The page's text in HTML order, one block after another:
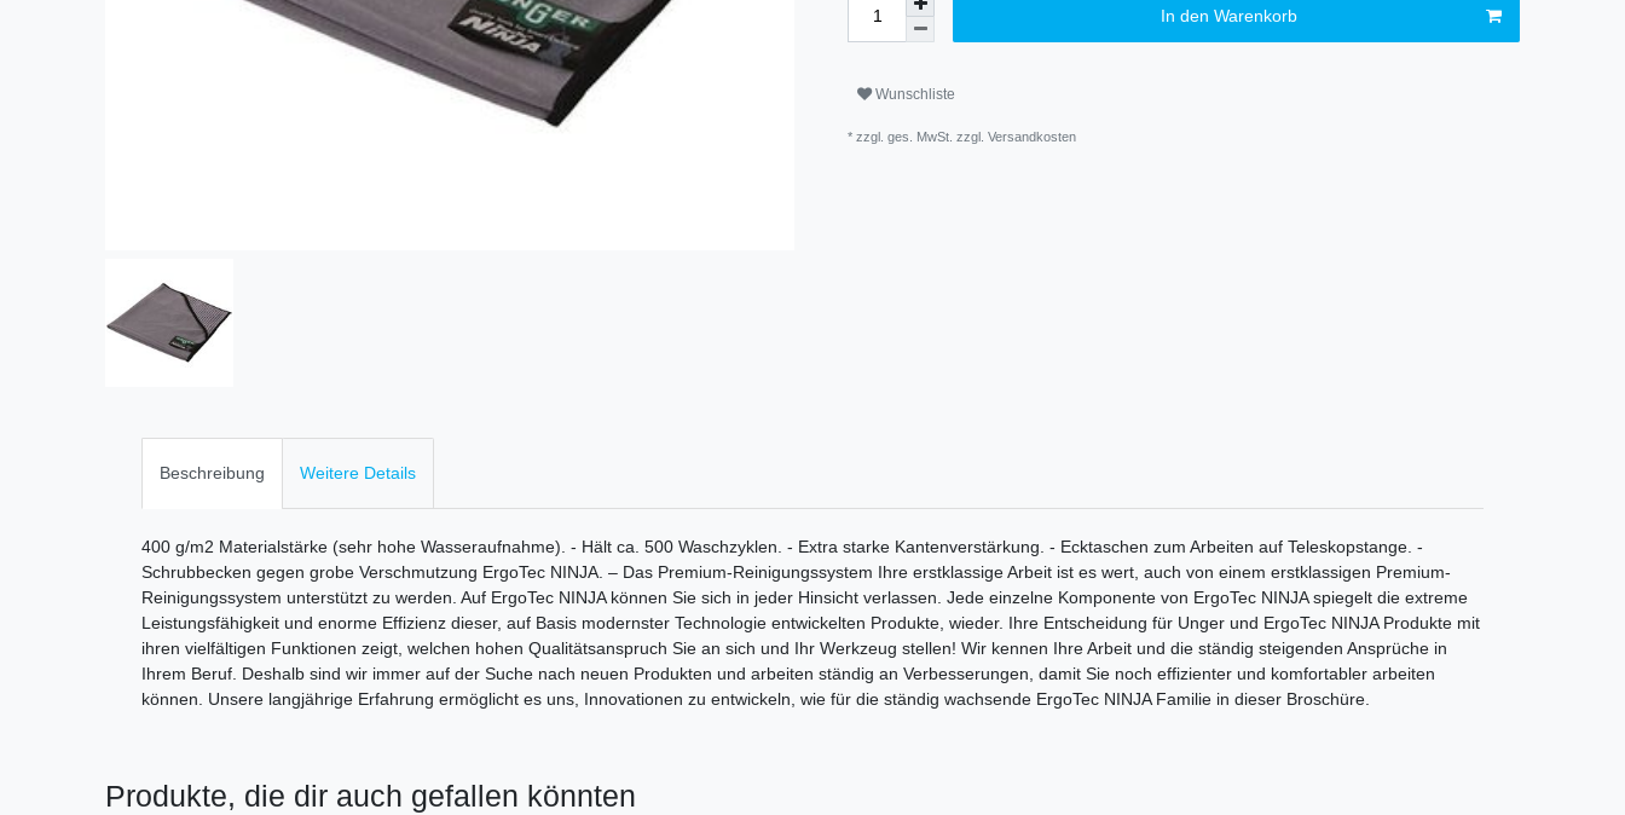
In den Warenkorb
Wunschliste
* zzgl. ges. MwSt. zzgl. Versandkosten
Beschreibung Weitere Details
400 g/m2 Materialstärke (sehr hohe Wasseraufnahme). - Hält ca. 500 Waschzyklen. - Extra starke Kantenverstärkung. - Ecktaschen zum Arbeiten auf Teleskopstange. -
Schrubbecken gegen grobe Verschmutzung ErgoTec NINJA. – Das Premium-Reinigungssystem Ihre erstklassige Arbeit ist es wert, auch von einem erstklassigen Premium-
Reinigungssystem unterstützt zu werden. Auf ErgoTec NINJA können Sie sich in jeder Hinsicht verlassen. Jede einzelne Komponente von ErgoTec NINJA spiegelt die extreme
Leistungsfähigkeit und enorme Effizienz dieser, auf Basis modernster Technologie entwickelten Produkte, wieder. Ihre Entscheidung für Unger und ErgoTec NINJA Produkte mit
ihren vielfältigen Funktionen zeigt, welchen hohen Qualitätsanspruch Sie an sich und Ihr Werkzeug stellen! Wir kennen Ihre Arbeit und die ständig steigenden Ansprüche in
Ihrem Beruf. Deshalb sind wir immer auf der Suche nach neuen Produkten und arbeiten ständig an Verbesserungen, damit Sie noch effizienter und komfortabler arbeiten
können. Unsere langjährige Erfahrung ermöglicht es uns, Innovationen zu entwickeln, wie für die ständig wachsende ErgoTec NINJA Familie in dieser Broschüre.
Produkte, die dir auch gefallen könnten